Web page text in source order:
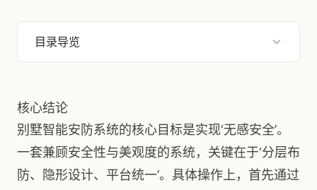
目录导览
核心结论
别墅智能安防系统的核心目标是实现‘无感安全’。
一套兼顾安全性与美观度的系统，关键在于‘分层布
防、隐形设计、平台统一’。具体操作上，首先通过